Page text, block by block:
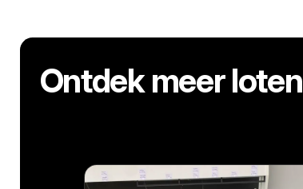
Ontdek meer loten